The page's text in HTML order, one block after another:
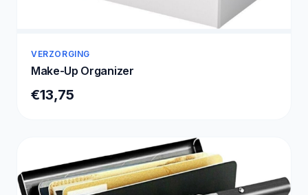
VERZORGING
Make-Up Organizer
€13,75